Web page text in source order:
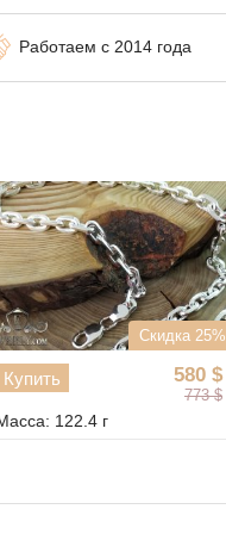
Работаем с 2014 года
Скидка 25%
580 $
773 $
Купить
122.4 г